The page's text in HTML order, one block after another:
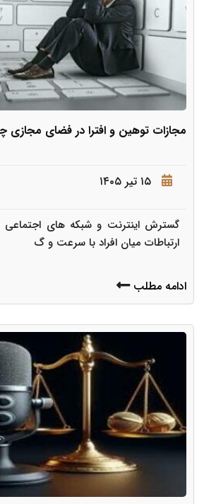
مجازات توهین و افترا در فضای
۱۵ تیر ۱۴۰۵
گسترش اینترنت و شبکه های
ارتباطات میان افراد با سرعت و گ
ادامه مطلب